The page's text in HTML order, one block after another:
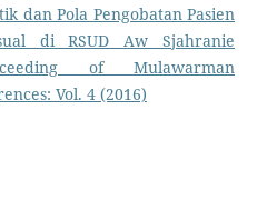
dan Pola Pengobatan Pasien
di RSUD Aw Sjahranie
of Mulawarman
Vol. 4 (2016)